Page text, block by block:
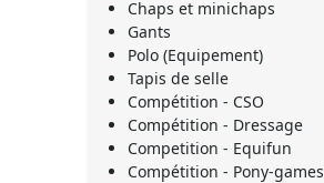
Chaps et minichaps
Gants
Polo (Equipement)
Tapis de selle
Compétition - CSO
Compétition - Dressage
Competition - Equifun
Compétition - Pony-games